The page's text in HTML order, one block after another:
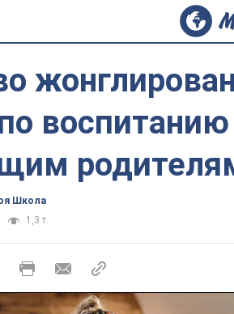
Школа
1,3 т.